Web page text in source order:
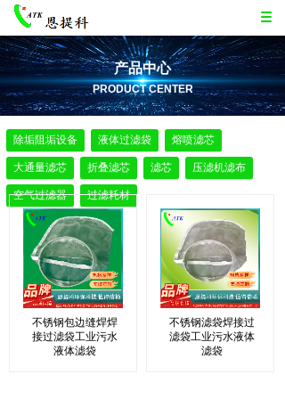
产品中心
PRODUCT CENTER
除垢阻垢设备 液体过滤袋 熔喷滤芯
大通量滤芯 折叠滤芯 滤芯 压滤机滤布
空气过滤器 过滤耗材
不锈钢包边缝焊焊
接过滤袋工业污水
液体滤袋
不锈钢滤袋焊接过
滤袋工业污水液体
滤袋